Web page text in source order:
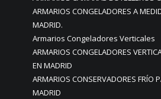
ARMARIOS CONGELADORES A
MADRID.
Armarios Congeladores Verticales
ARMARIOS CONGELADORES
EN MADRID
ARMARIOS CONSERVADORES FRÍO
MADRID